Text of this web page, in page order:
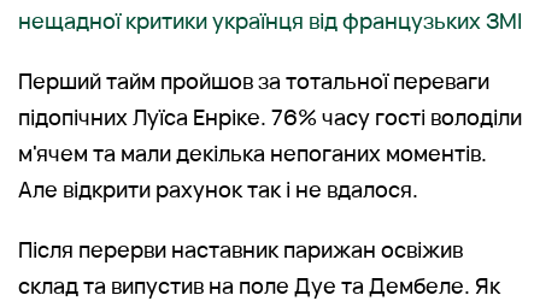
нещадної критики українця від французьких ЗМІ
Перший тайм пройшов за тотальної переваги
підопічних Луїса Енріке. 76% часу гості володіли
м'ячем та мали декілька непоганих моментів.
Але відкрити рахунок так і не вдалося.
Після перерви наставник парижан освіжив
склад та випустив на поле Дуе та Дембеле. Як